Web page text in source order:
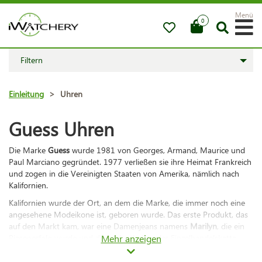
0
Menü
Filtern
Einleitung > Uhren
Guess Uhren
Die Marke Guess wurde 1981 von Georges, Armand, Maurice und
Paul Marciano gegründet. 1977 verließen sie ihre Heimat Frankreich
und zogen in die Vereinigten Staaten von Amerika, nämlich nach
Kalifornien.
Kalifornien wurde der Ort, an dem die Marke, die immer noch eine
angesehene Modeikone ist, geboren wurde. Das erste Produkt, das
auf den Markt kam, war eine Damenjeans namens Marilyn, die ein
Riesenerfolg wurde und die Ladentheken der Einzelhandelskette
waren innerhalb weniger Stunden vollständig geleert.
Mehr anzeigen